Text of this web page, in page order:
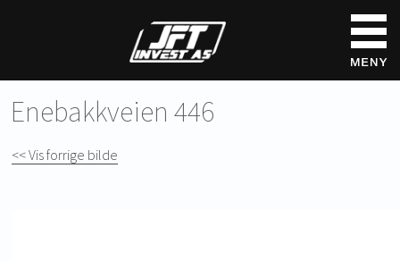
Enebakkveien 446
<< Vis forrige bilde